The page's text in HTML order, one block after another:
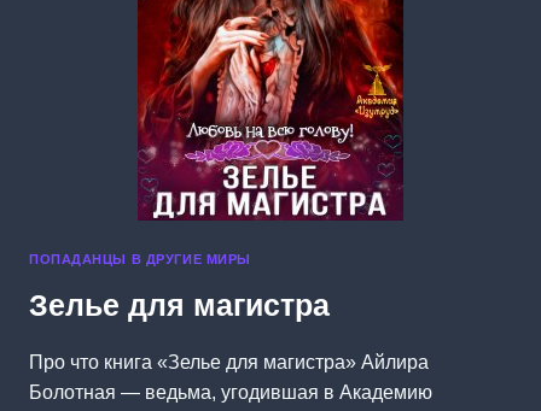
ПОПАДАНЦЫ В ДРУГИЕ МИРЫ
Зелье для магистра
Про что книга «Зелье для магистра» Айлира
Болотная — ведьма, угодившая в Академию